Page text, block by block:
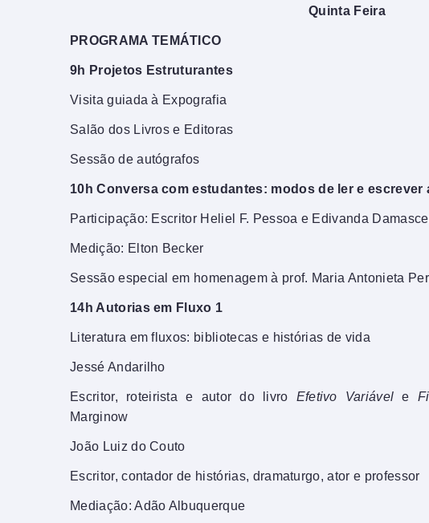
Quinta Feira
PROGRAMA TEMÁTICO
9h Projetos Estruturantes
Visita guiada à Expografia
Salão dos Livros e Editoras
Sessão de autógrafos
10h Conversa com estudantes: modos de ler e escrever
Participação: Escritor Heliel F. Pessoa e Edivanda
Medição: Elton Becker
Sessão especial em homenagem à prof. Maria Antonieta
14h Autorias em Fluxo 1
Literatura em fluxos: bibliotecas e histórias de vida
Jessé Andarilho
Escritor, roteirista e autor do livro Efetivo Variável e
Marginow
João Luiz do Couto
Escritor, contador de histórias, dramaturgo, ator e professor
Mediação: Adão Albuquerque